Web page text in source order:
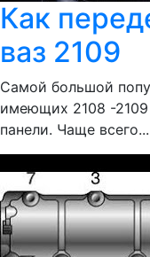
Как
ваз 2109
Самой большой
имеющих 2108 -2109
панели. Чаще всего...